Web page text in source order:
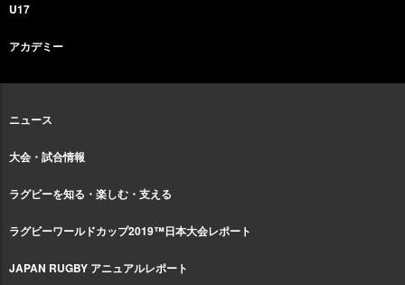
U17
アカデミー
ニュース
大会・試合情報
ラグビーを知る・楽しむ・支える
ラグビーワールドカップ2019™日本大会レポート
JAPAN RUGBY アニュアルレポート